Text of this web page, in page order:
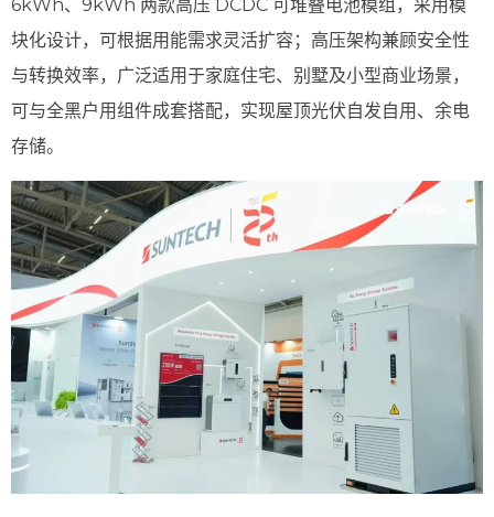
6kWh、9kWh 两款高压 DCDC 可堆叠电池模组，采用模
块化设计，可根据用能需求灵活扩容；高压架构兼顾安全性
与转换效率，广泛适用于家庭住宅、别墅及小型商业场景，
可与全黑户用组件成套搭配，实现屋顶光伏自发自用、余电
存储。